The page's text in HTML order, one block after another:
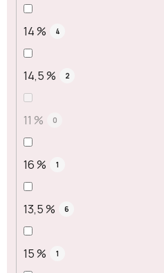
14 % 4
14,5 % 2
11 % 0
16 % 1
13,5 % 6
15 % 1